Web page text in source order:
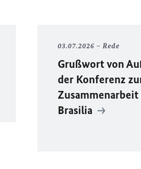
03.07.2026 Rede
Grußwort von
der Konferenz
Brasilia